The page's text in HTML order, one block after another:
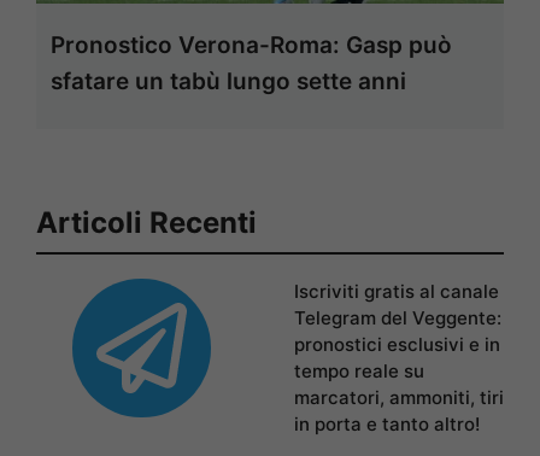
Pronostico Verona-Roma: Gasp può
sfatare un tabù lungo sette anni
Articoli Recenti
Iscriviti gratis al canale
Telegram del Veggente:
pronostici esclusivi e in
tempo reale su
marcatori, ammoniti, tiri
in porta e tanto altro!